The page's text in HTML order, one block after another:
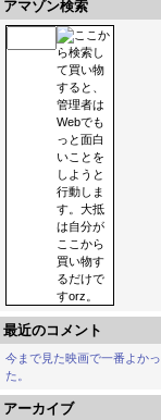
アマゾン検索
最近のコメント
今まで見た映画で一番よかっ
た。
アーカイブ